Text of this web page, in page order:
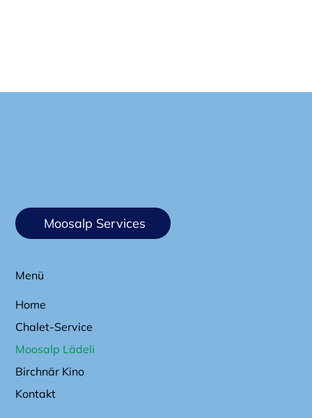
Moosalp Services
Menü
Home
Chalet-Service
Moosalp Lädeli
Birchnär Kino
Kontakt